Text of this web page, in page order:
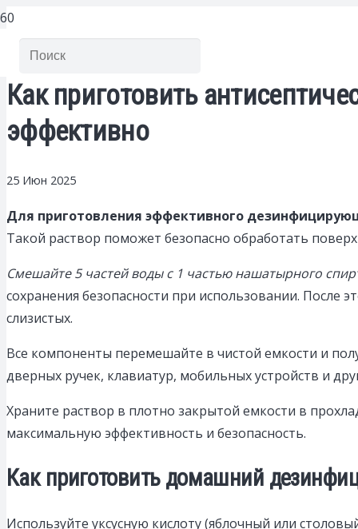
Как приготовить
эффективно
25 Июн 2025
Для приготовления эффективного
Такой раствор поможет безопасно обработать
Смешайте 5 частей воды с 1 частью нашатырного
сохранения безопасности при использовании. После
слизистых.
Все компоненты перемешайте в чистой емкости и
дверных ручек, клавиатур, мобильных устройств и
Храните раствор в плотно закрытой емкости в
максимальную эффективность и безопасность.
Как приготовить домашний
Используйте уксусную кислоту (яблочный или